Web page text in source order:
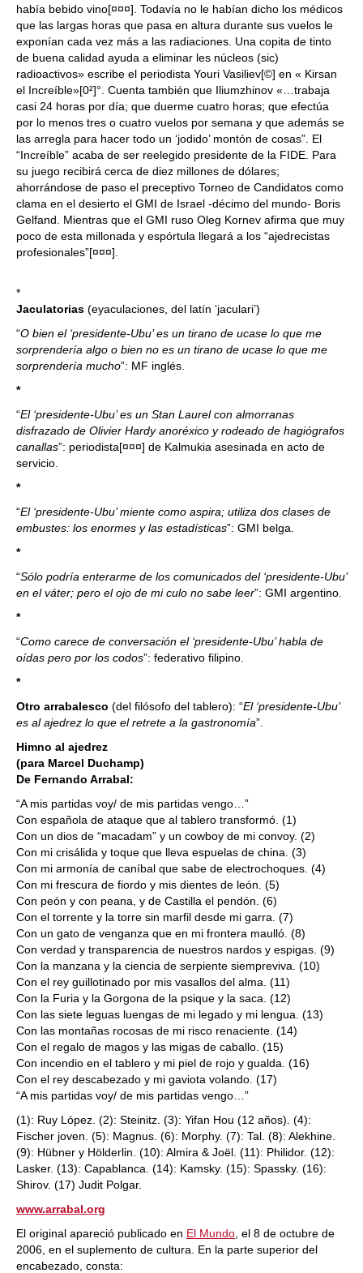
había bebido vino[¤¤¤]. Todavía no le habían dicho los médicos
que las largas horas que pasa en altura durante sus vuelos le
exponían cada vez más a las radiaciones. Una copita de tinto
de buena calidad ayuda a eliminar les núcleos (sic)
radioactivos» escribe el periodista Youri Vasiliev[©] en « Kirsan
el Increíble»[0²]°. Cuenta también que Iliumzhinov «…trabaja
casi 24 horas por día; que duerme cuatro horas; que efectúa
por lo menos tres o cuatro vuelos por semana y que además se
las arregla para hacer todo un ‘jodido’ montón de cosas”. El
“Increíble” acaba de ser reelegido presidente de la FIDE. Para
su juego recibirá cerca de diez millones de dólares;
ahorrándose de paso el preceptivo Torneo de Candidatos como
clama en el desierto el GMI de Israel -décimo del mundo- Boris
Gelfand. Mientras que el GMI ruso Oleg Kornev afirma que muy
poco de esta millonada y espórtula llegará a los “ajedrecistas
profesionales”[¤¤¤].
*
Jaculatorias (eyaculaciones, del latín ‘jaculari’)
“O bien el ‘presidente-Ubu’ es un tirano de ucase lo que me
sorprendería algo o bien no es un tirano de ucase lo que me
sorprendería mucho”: MF inglés.
*
“El ‘presidente-Ubu’ es un Stan Laurel con almorranas
disfrazado de Olivier Hardy anoréxico y rodeado de hagiógrafos
canallas”: periodista[¤¤¤] de Kalmukia asesinada en acto de
servicio.
*
“El ‘presidente-Ubu’ miente como aspira; utiliza dos clases de
embustes: los enormes y las estadísticas”: GMI belga.
*
“Sólo podría enterarme de los comunicados del ‘presidente-Ubu’
en el váter; pero el ojo de mi culo no sabe leer”: GMI argentino.
*
“Como carece de conversación el ‘presidente-Ubu’ habla de
oídas pero por los codos”: federativo filipino.
*
Otro arrabalesco (del filósofo del tablero): “El ‘presidente-Ubu’
es al ajedrez lo que el retrete a la gastronomía”.
Himno al ajedrez
(para Marcel Duchamp)
De Fernando Arrabal:
“A mis partidas voy/ de mis partidas vengo…”
Con española de ataque que al tablero transformó. (1)
Con un dios de “macadam” y un cowboy de mi convoy. (2)
Con mi crisálida y toque que lleva espuelas de china. (3)
Con mi armonía de caníbal que sabe de electrochoques. (4)
Con mi frescura de fiordo y mis dientes de león. (5)
Con peón y con peana, y de Castilla el pendón. (6)
Con el torrente y la torre sin marfil desde mi garra. (7)
Con un gato de venganza que en mi frontera maulló. (8)
Con verdad y transparencia de nuestros nardos y espigas. (9)
Con la manzana y la ciencia de serpiente siempreviva. (10)
Con el rey guillotinado por mis vasallos del alma. (11)
Con la Furia y la Gorgona de la psique y la saca. (12)
Con las siete leguas luengas de mi legado y mi lengua. (13)
Con las montañas rocosas de mi risco renaciente. (14)
Con el regalo de magos y las migas de caballo. (15)
Con incendio en el tablero y mi piel de rojo y gualda. (16)
Con el rey descabezado y mi gaviota volando. (17)
“A mis partidas voy/ de mis partidas vengo…”
(1): Ruy López. (2): Steinitz. (3): Yifan Hou (12 años). (4):
Fischer joven. (5): Magnus. (6): Morphy. (7): Tal. (8): Alekhine.
(9): Hübner y Hölderlin. (10): Almira & Joël. (11): Philidor. (12):
Lasker. (13): Capablanca. (14): Kamsky. (15): Spassky. (16):
Shirov. (17) Judit Polgar.
www.arrabal.org
El original apareció publicado en El Mundo , el 8 de octubre de
2006, en el suplemento de cultura. En la parte superior del
encabezado, consta: